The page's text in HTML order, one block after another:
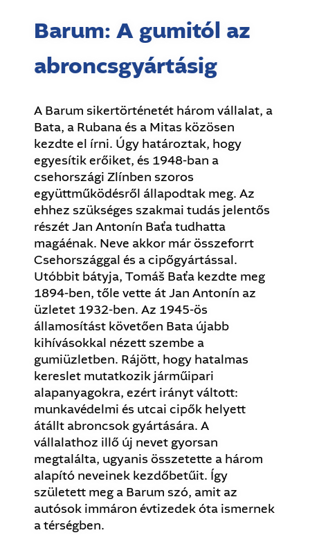
Barum: A gumitól az
abroncsgyártásig
A Barum sikertörténetét három vállalat, a
Bata, a Rubana és a Mitas közösen
kezdte el írni. Úgy határoztak, hogy
egyesítik erőiket, és 1948-ban a
csehországi Zlínben szoros
együttműködésről állapodtak meg. Az
ehhez szükséges szakmai tudás jelentős
részét Jan Antonín Baťa tudhatta
magáénak. Neve akkor már összeforrt
Csehországgal és a cipőgyártással.
Utóbbit bátyja, Tomáš Baťa kezdte meg
1894-ben, tőle vette át Jan Antonín az
üzletet 1932-ben. Az 1945-ös
államosítást követően Bata újabb
kihívásokkal nézett szembe a
gumiüzletben. Rájött, hogy hatalmas
kereslet mutatkozik járműipari
alapanyagokra, ezért irányt váltott:
munkavédelmi és utcai cipők helyett
átállt abroncsok gyártására. A
vállalathoz illő új nevet gyorsan
megtalálta, ugyanis összetette a három
alapító neveinek kezdőbetűit. Így
született meg a Barum szó, amit az
autósok immáron évtizedek óta ismernek
a térségben.